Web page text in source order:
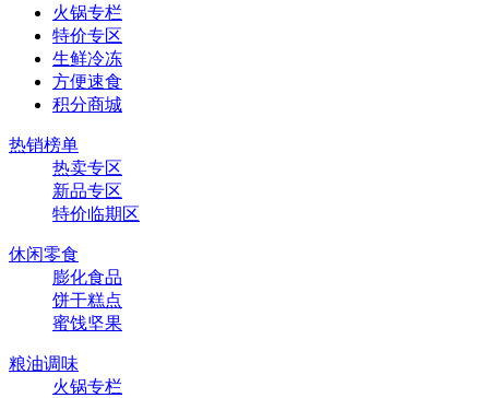
火锅专栏
特价专区
生鲜冷冻
方便速食
积分商城
热销榜单
热卖专区
新品专区
特价临期区
休闲零食
膨化食品
饼干糕点
蜜饯坚果
粮油调味
火锅专栏